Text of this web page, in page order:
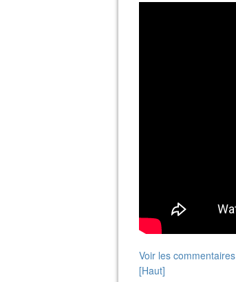
Voir les commentaires
[Haut]